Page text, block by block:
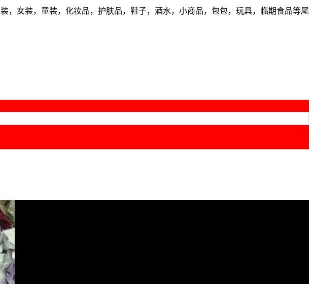
女装，童装，化妆品，护肤品，鞋子，酒水，小商品，包包，玩具，临期食品等尾